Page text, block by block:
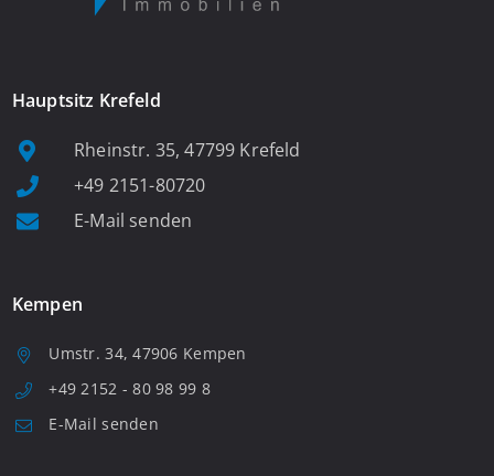
Hauptsitz Krefeld
Rheinstr. 35, 47799 Krefeld
+49 2151-80720
E-Mail senden
Kempen
Umstr. 34, 47906 Kempen
+49 2152 - 80 98 99 8
E-Mail senden